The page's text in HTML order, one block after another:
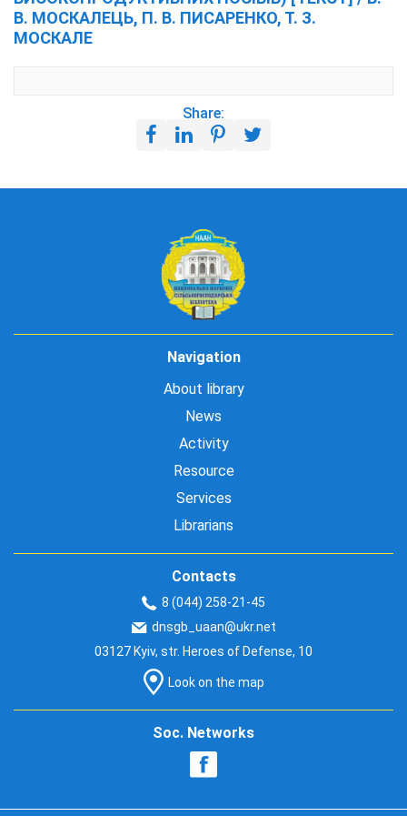
В. МОСКАЛЕЦЬ, П. В. ПИСАРЕНКО, Т. З.
МОСКАЛЕ
Share:
Navigation
About library
News
Activity
Resource
Services
Librarians
Contacts
8 (044) 258-21-45
dnsgb_uaan@ukr.net
03127 Kyiv, str. Heroes of Defense, 10
Look on the map
Soc. Networks